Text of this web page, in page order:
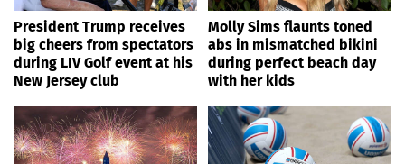
President Trump receives
big cheers from spectators
during LIV Golf event at his
New Jersey club
Molly Sims flaunts toned
abs in mismatched bikini
during perfect beach day
with her kids